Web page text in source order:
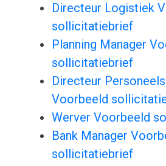
Directeur Logistiek
sollicitatiebrief
Planning Manager
sollicitatiebrief
Directeur
Voorbeeld
Werver Voorbeeld
Bank Manager
sollicitatiebrief